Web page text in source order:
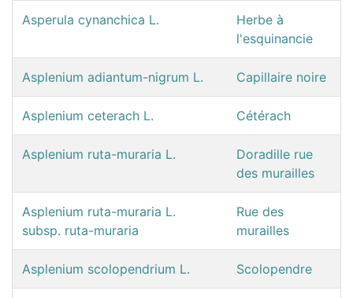
Asperula cynanchica L.
Herbe à
l'esquinancie
Asplenium adiantum-nigrum L. Capillaire noire
Asplenium ceterach L. Cétérach
Asplenium ruta-muraria L.
Doradille rue
des murailles
Asplenium ruta-muraria L.
subsp. ruta-muraria
Rue des
murailles
Asplenium scolopendrium L. Scolopendre